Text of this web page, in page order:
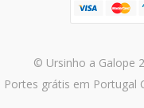
© Ursinho a Galope
Portes grátis em Portugal